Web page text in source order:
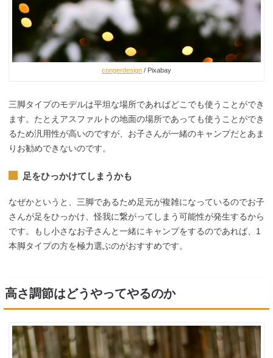
congerdesign / Pixabay
三脚タイプのモデルは平坦な場所であればどこでも使うことができ
ます。たとえアスファルトの地面の場所であっても使うことができ
るため汎用性が高いのですが、お子さんが一緒のキャンプだとあま
りお勧めできないのです。
足をひっかけてしまうかも
なぜかというと、三脚であるため足元が複雑になっているのでお子
さんが足をひっかけ、怪我に繋がってしまう可能性が発生するから
です。もし小さなお子さんと一緒にキャンプをするのであれば、1
本脚タイプの方を極力選ぶのがおすすめです。
高さ調節はどうやってやるのか